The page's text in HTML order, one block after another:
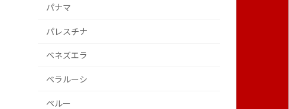
パナマ
パレスチナ
ベネズエラ
ベラルーシ
ペルー